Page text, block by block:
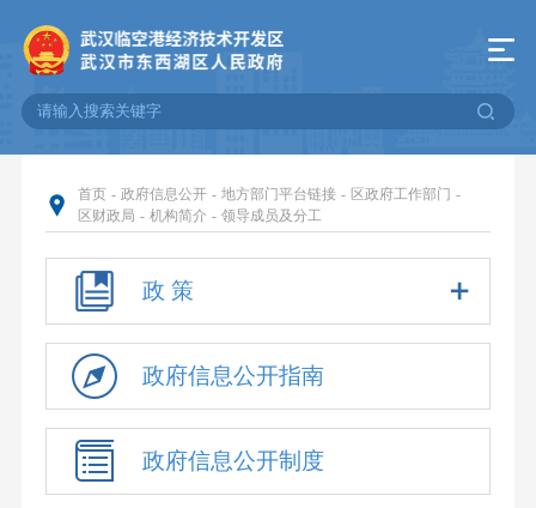
首页 - 政府信息公开 - 地方部门平台链接 - 区政府工作部门 -
区财政局 - 机构简介 - 领导成员及分工
政 策
政府信息公开指南
政府信息公开制度